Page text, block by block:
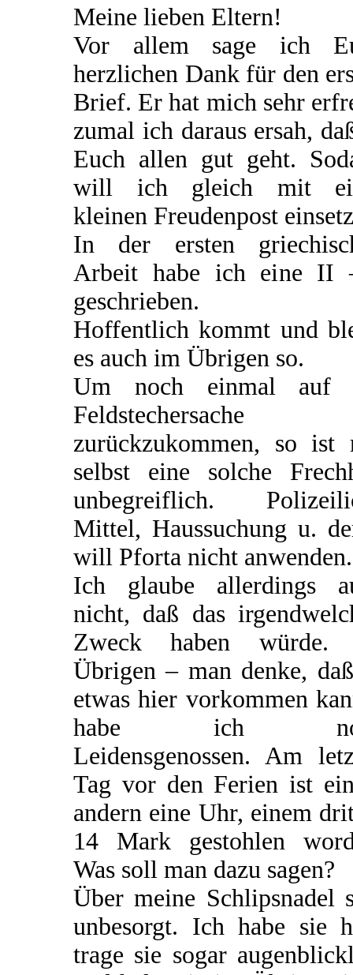
Meine lieben Eltern!
Vor allem sage ich
herzlichen Dank für den
Brief. Er hat mich sehr
zumal ich daraus ersah,
Euch allen gut geht.
will ich gleich mit
kleinen Freudenpost
In der ersten
Arbeit habe ich eine II
geschrieben.
Hoffentlich kommt und
es auch im Übrigen so.
Um noch einmal auf
Feldstechersache
zurückzukommen, so ist
selbst eine solche
unbegreiflich.
Mittel, Haussuchung u.
will Pforta nicht anwenden.
Ich glaube allerdings
nicht, daß das
Zweck haben würde.
Übrigen – man denke,
etwas hier vorkommen
habe ich
Leidensgenossen. Am
Tag vor den Ferien ist
andern eine Uhr, einem
14 Mark gestohlen
Was soll man dazu sagen?
Über meine Schlipsnadel
unbesorgt. Ich habe sie
trage sie sogar